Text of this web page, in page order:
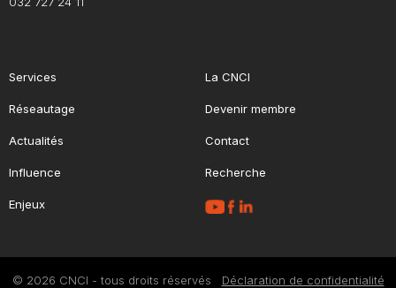
Services
Réseautage
Actualités
Influence
Enjeux
La CNCI
Devenir membre
Contact
Recherche
© 2026 CNCI - tous droits réservés Déclaration de confidentialité